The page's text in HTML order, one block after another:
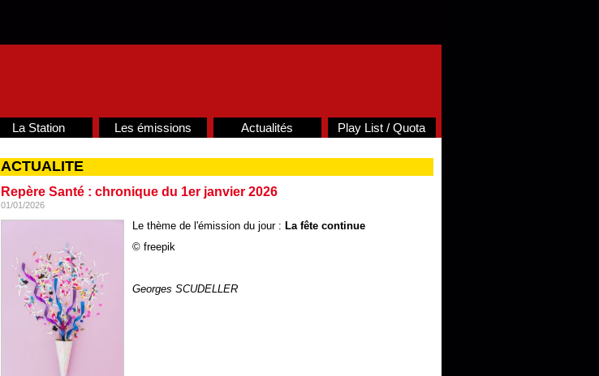
La Station Les émissions Actualités Play List / Quota
ACTUALITE
Repère Santé : chronique du 1er janvier 2026
01/01/2026
Le thème de l'émission du jour : La fête continue
© freepik
Georges SCUDELLER